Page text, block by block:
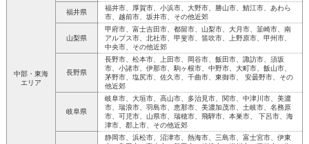
中部・東海
エリア
福井県
福井市、厚賀市、小浜市、大野市、勝山市、鯖江市、あわら
市、越前市、坂井市、その他近郊
山梨県
甲府市、富士吉田市、都留市、山梨市、大月市、韮崎市、南
アルプス市、北社市、甲斐市、笛吹市、上野原市、甲州市、
中央市、その他近郊
長野県
長野市、松本市、上田市、岡谷市、飯田市、諏訪市、須坂
市、小諸市、伊那市、駒ヶ根市、中野市、大町市、飯山市、
茅野市、塩尻市、佐久市、千曲市、東御市、 安曇野市、その
他近郊
岐阜県
岐阜市、大垣市、高山市、多治見市、関市、中津川市、美濃
市、瑞浪市、羽島市、恵那市、美濃加茂市、土岐市、名務原
市、可児市、山県市、瑞穂市、飛騨市、本巣市、 下呂市、海
津市、郡上市、その他近郊
静岡市、浜松市、沼津市、熱海市、三島市、富士宮市、伊東